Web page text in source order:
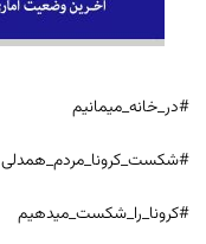
#در_خانه_میمانیم
#شکست_کرونا_مردم_همدلی
#کرونا_را_شکست_میدهیم